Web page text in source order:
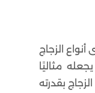
الزجاج
مثاليًا
بقدرته